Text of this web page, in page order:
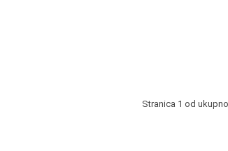
Stranica 1 od